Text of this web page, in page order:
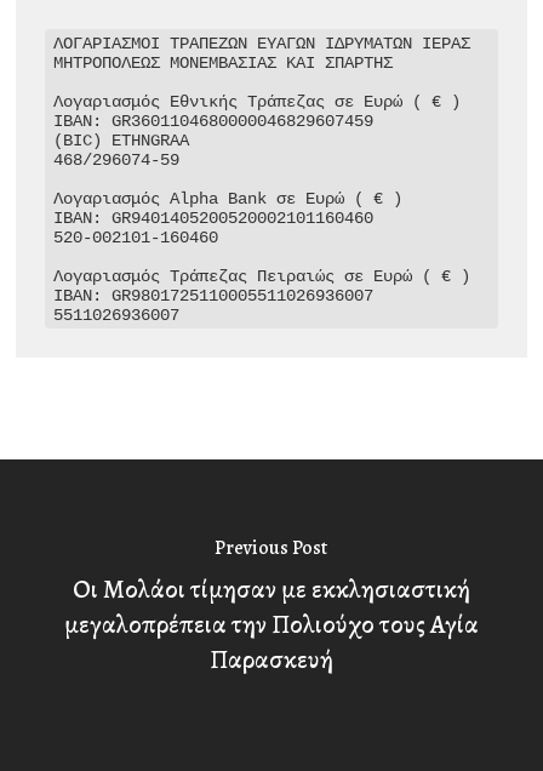
ΛΟΓΑΡΙΑΣΜΟΙ ΤΡΑΠΕΖΩΝ ΕΥΑΓΩΝ ΙΔΡΥΜΑΤΩΝ ΙΕΡΑΣ
ΜΗΤΡΟΠΟΛΕΩΣ ΜΟΝΕΜΒΑΣΙΑΣ ΚΑΙ ΣΠΑΡΤΗΣ
Λογαριασμός Εθνικής Τράπεζας σε Ευρώ ( € )
IBAN: GR3601104680000046829607459
(BIC) ETHNGRAA
468/296074-59
Λογαριασμός Alpha Bank σε Ευρώ ( € )
IBAN: GR9401405200520002101160460
520-002101-160460
Λογαριασμός Τράπεζας Πειραιώς σε Ευρώ ( € )
IBAN: GR9801725110005511026936007
5511026936007
Previous Post
Οι Μολάοι τίμησαν με εκκλησιαστική
μεγαλοπρέπεια την Πολιούχο τους Αγία
Παρασκευή